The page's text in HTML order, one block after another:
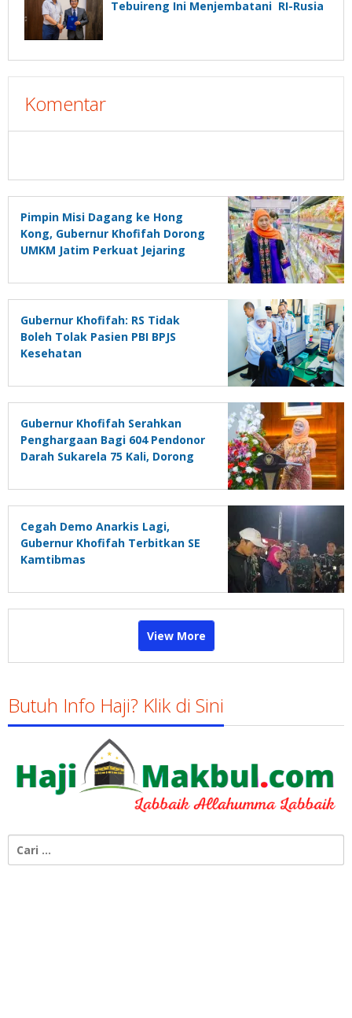
Tebuireng Ini Menjembatani RI-Rusia
Komentar
Pimpin Misi Dagang ke Hong
Kong, Gubernur Khofifah Dorong
UMKM Jatim Perkuat Jejaring
Gubernur Khofifah: RS Tidak
Boleh Tolak Pasien PBI BPJS
Kesehatan
Gubernur Khofifah Serahkan
Penghargaan Bagi 604 Pendonor
Darah Sukarela 75 Kali, Dorong
PMR
Cegah Demo Anarkis Lagi,
Gubernur Khofifah Terbitkan SE
Kamtibmas
View More
Butuh Info Haji? Klik di Sini
untuk: